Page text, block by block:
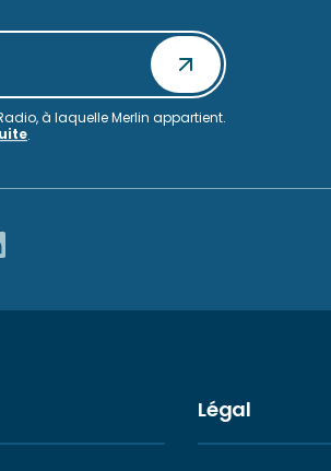
à laquelle Merlin appartient.
.
Légal